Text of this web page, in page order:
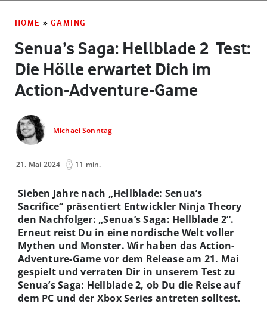
HOME » GAMING
Senua’s Saga: Hellblade 2 ­ Test:
Die Hölle erwartet Dich im
Action-Adventure-Game
Michael Sonntag
21. Mai 2024 11 min.
Sieben Jahre nach „Hellblade: Senua’s
Sacrifice“ präsentiert Entwickler Ninja Theory
den Nachfolger: „Senua’s Saga: Hellblade 2“.
Erneut reist Du in eine nordische Welt voller
Mythen und Monster. Wir haben das Action-
Adventure-Game vor dem Release am 21. Mai
gespielt und verraten Dir in unserem Test zu
Senua’s Saga: Hellblade 2, ob Du die Reise auf
dem PC und der Xbox Series antreten solltest.